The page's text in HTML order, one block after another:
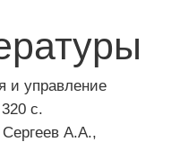
и управление
с.
А.А.,